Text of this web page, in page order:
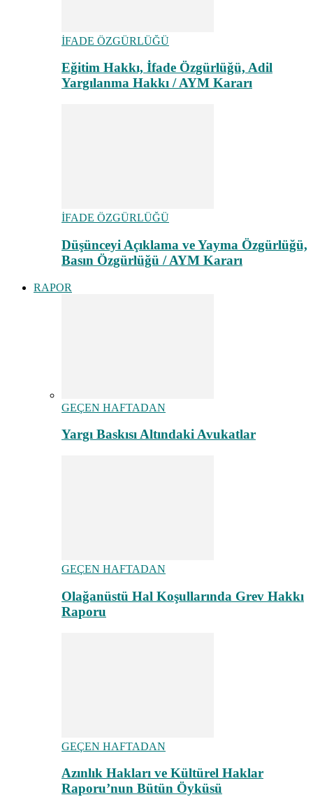
İFADE ÖZGÜRLÜĞÜ
Eğitim Hakkı, İfade Özgürlüğü, Adil
Yargılanma Hakkı / AYM Kararı
İFADE ÖZGÜRLÜĞÜ
Düşünceyi Açıklama ve Yayma Özgürlüğü,
Basın Özgürlüğü / AYM Kararı
RAPOR
GEÇEN HAFTADAN
Yargı Baskısı Altındaki Avukatlar
GEÇEN HAFTADAN
Olağanüstü Hal Koşullarında Grev Hakkı
Raporu
GEÇEN HAFTADAN
Azınlık Hakları ve Kültürel Haklar
Raporu’nun Bütün Öyküsü